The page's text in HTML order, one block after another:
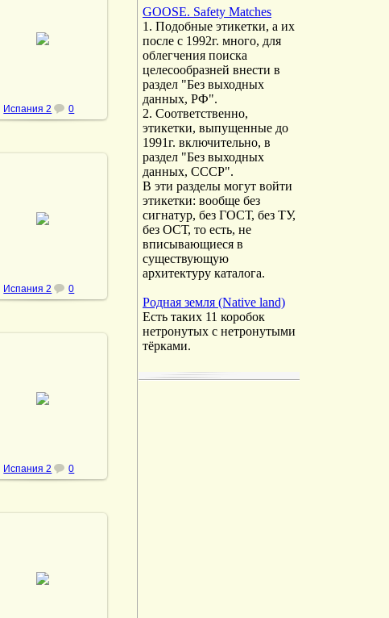
Испания 2 0
Испания 2 0
Испания 2 0
GOOSE. Safety Matches
1. Подобные этикетки, а их
после с 1992г. много, для
облегчения поиска
целесообразней внести в
раздел "Без выходных
данных, РФ".
2. Соответственно,
этикетки, выпущенные до
1991г. включительно, в
раздел "Без выходных
данных, СССР".
В эти разделы могут войти
этикетки: вообще без
сигнатур, без ГОСТ, без ТУ,
без ОСТ, то есть, не
вписывающиеся в
существующую
архитектуру каталога.
Родная земля (Native land)
Есть таких 11 коробок
нетронутых с нетронутыми
тёрками.